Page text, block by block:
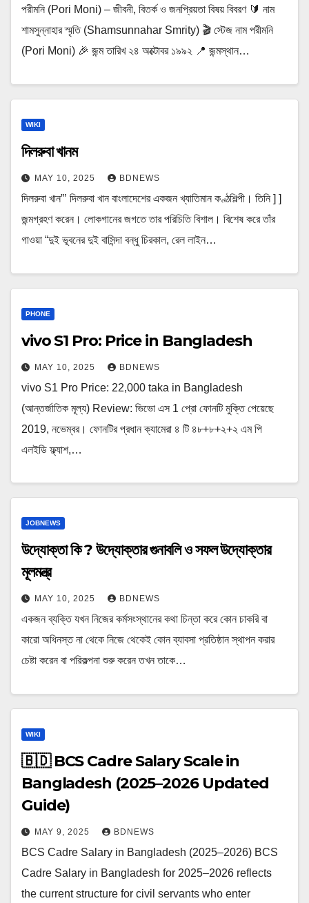
পরীমনি (Pori Moni) – জীবনী, বিতর্ক ও জনপ্রিয়তা বিষয় বিবরণ 🔰 নাম
শামসুন্নাহার স্মৃতি (Shamsunnahar Smrity) 🎬 স্টেজ নাম পরীমনি
(Pori Moni) 🎉 জন্ম তারিখ ২৪ অক্টোবর ১৯৯২ 📍 জন্মস্থান…
WIKI
দিলরুবা খানম
MAY 10, 2025 BDNEWS
দিলরুবা খান”’ দিলরুবা খান বাংলাদেশের একজন খ্যাতিমান কণ্ঠশিল্পী। তিনি ] ]
জন্মগ্রহণ করেন। লোকগানের জগতে তার পরিচিতি বিশাল। বিশেষ করে তাঁর
গাওয়া “দুই ভূবনের দুই বাসিন্দা বন্ধু চিরকাল, রেল লাইন…
PHONE
vivo S1 Pro: Price in Bangladesh
MAY 10, 2025 BDNEWS
vivo S1 Pro Price: 22,000 taka in Bangladesh
(আন্তর্জাতিক মূল্য) Review: ভিভো এস 1 প্রো ফোনটি মুক্তি পেয়েছে
2019, নভেম্বর। ফোনটির প্রধান ক্যামেরা ৪ টি ৪৮+৮+২+২ এম পি
এলইডি ফ্ল্যাশ,…
JOBNEWS
উদ্যোক্তা কি ? উদ্যোক্তার গুনাবলি ও সফল উদ্যোক্তার
মূলমন্ত্র
MAY 10, 2025 BDNEWS
একজন ব্যক্তি যখন নিজের কর্মসংস্থানের কথা চিন্তা করে কোন চাকরি বা
কারো অধিনস্ত না থেকে নিজে থেকেই কোন ব্যাবসা প্রতিষ্ঠান স্থাপন করার
চেষ্টা করেন বা পরিকল্পনা শুরু করেন তখন তাকে…
WIKI
🇧🇩 BCS Cadre Salary Scale in
Bangladesh (2025–2026 Updated
Guide)
MAY 9, 2025 BDNEWS
BCS Cadre Salary in Bangladesh (2025–2026) BCS
Cadre Salary in Bangladesh for 2025–2026 reflects
the current structure for civil servants who enter